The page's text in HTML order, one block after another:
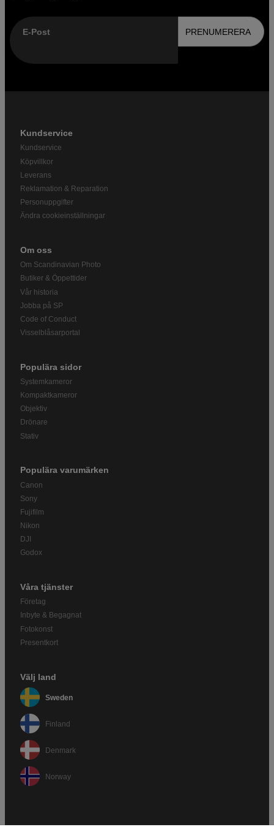
E-Post PRENUMERERA
Kundservice
Kundservice
Köpvillkor
Leverans
Reklamation & Reparation
Personuppgifter
Ändra cookieinställningar
Om oss
Om Scandinavian Photo
Butiker & Öppettider
Vår historia
Jobba på SP
Code of Conduct
Visselblåsarportal
Populära sidor
Systemkameror
Kompaktkameror
Objektiv
Drönare
Stativ
Populära varumärken
Canon
Sony
Fujifilm
Nikon
DJI
Godox
Våra tjänster
Företag
Inbyte & Begagnat
Fotokonst
Presentkort
Välj land
Sweden
Finland
Denmark
Norway